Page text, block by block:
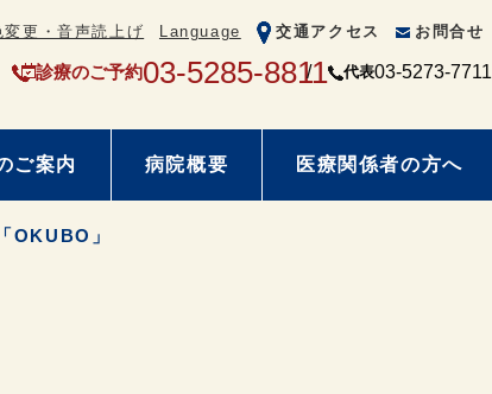
更・音声読上げ Language 交通アクセス お問合せ
診療のご予約03-5285-8811 代表03-5273-7711
ご案内 病院概要 医療関係者の方へ
OKUBO」